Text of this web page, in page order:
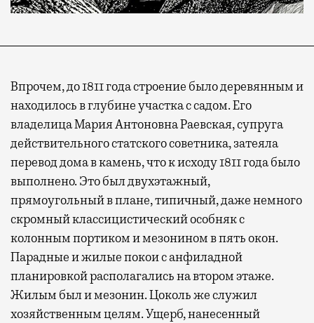
Современный путешественник часто берет
с собой не только чемодан, но и ноутбук.
А ожидание рейса все чаще превращается
не в потерянное время, а в возможность
спокойно закончить дела или спланировать
активности в путешествии, например
забронировать нужные билеты и рестораны.
Впрочем, до 1811 года строение было деревянным и
находилось в глубине участка с садом. Его
владелица Мария Антоновна Раевская, супруга
действительного статского советника, затеяла
перевод дома в камень, что к исходу 1811 года было
выполнено. Это был двухэтажный,
прямоугольный в плане, типичный, даже немного
скромный классицистический особняк с
колонным портиком и мезонином в пять окон.
Парадные и жилые покои с анфиладной
планировкой располагались на втором этаже.
Жилым был и мезонин. Цоколь же служил
хозяйственным целям. Ущерб, нанесенный